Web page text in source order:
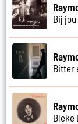
Bij
Bitter
Bleke